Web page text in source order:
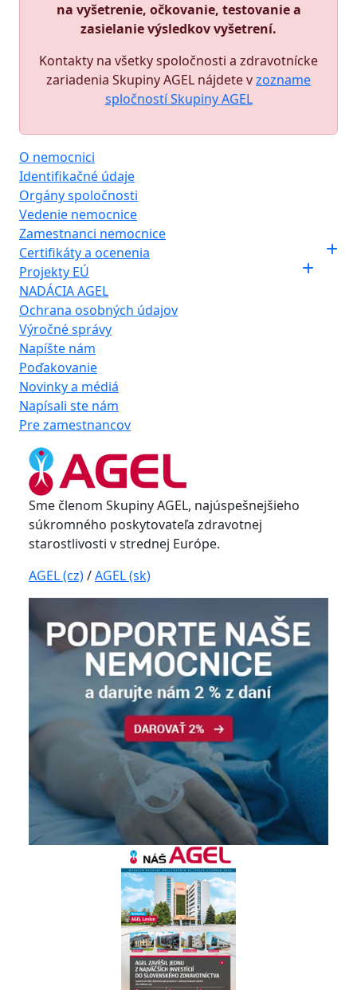
na vyšetrenie, očkovanie, testovanie a
zasielanie výsledkov vyšetrení.
Kontakty na všetky spoločnosti a zdravotnícke
zariadenia Skupiny AGEL nájdete vzozname
spločností Skupiny AGEL
O nemocnici
Identifikačné údaje
Orgány spoločnosti
Vedenie nemocnice
Zamestnanci nemocnice
Certifikáty a ocenenia
Projekty EÚ
NADÁCIA AGEL
Ochrana osobných údajov
Výročné správy
Napíšte nám
Poďakovanie
Novinky a médiá
Napísali ste nám
Pre zamestnancov
Sme členom Skupiny AGEL, najúspešnejšieho
súkromného poskytovateľa zdravotnej
starostlivosti v strednej Európe.
AGEL (cz)/AGEL (sk)